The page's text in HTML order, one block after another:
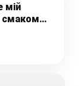
мій
смаком
купиш